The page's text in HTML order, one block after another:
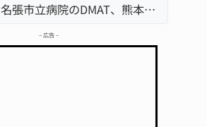
名張市立病院のDMAT、熊本地震の被災地へ 能登以来3回目の派遣
– 広告 –